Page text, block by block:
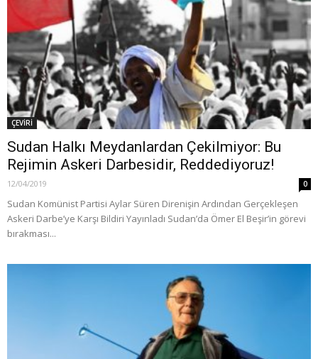
ÇEVİRİ
Sudan Halkı Meydanlardan Çekilmiyor: Bu
Rejimin Askeri Darbesidir, Reddediyoruz!
12/04/2019 0
Sudan Komünist Partisi Aylar Süren Direnişin Ardından Gerçekleşen
Askeri Darbe’ye Karşı Bildiri Yayınladı Sudan’da Ömer El Beşir’in görevi
bırakması...